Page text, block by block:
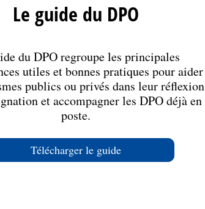
Le guide du DPO
du DPO regroupe les principales
utiles et bonnes pratiques pour aider
publics ou privés dans leur réflexion
et accompagner les DPO déjà en
poste.
Télécharger le guide